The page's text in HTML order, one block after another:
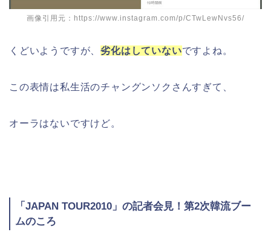
画像引用元：https://www.instagram.com/p/CTwLewNvs56/
くどいようですが、劣化はしていないですよね。
この表情は私生活のチャングンソクさんすぎて、
オーラはないですけど。
「JAPAN TOUR2010」の記者会見！第2次韓流ブー
ムのころ